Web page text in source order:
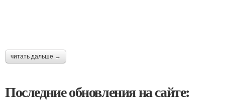
читать дальше →
Последние обновления на сайте: